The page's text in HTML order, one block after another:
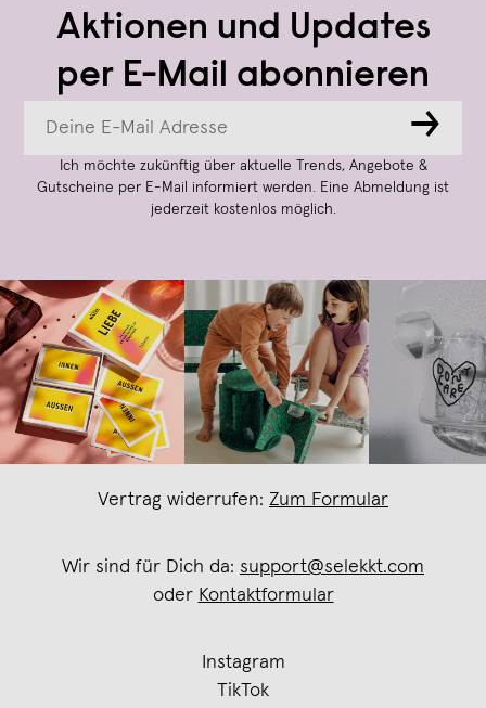
Aktionen und Updates
per E-Mail abonnieren
→
Ich möchte zukünftig über aktuelle Trends, Angebote &
Gutscheine per E-Mail informiert werden. Eine Abmeldung ist
jederzeit kostenlos möglich.
Vertrag widerrufen: Zum Formular
Wir sind für Dich da: support@selekkt.com
oder Kontaktformular
Instagram
TikTok